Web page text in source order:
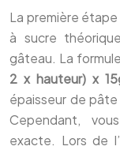
La première
à sucre
gâteau. La
2 x hauteur) x
épaisseur de
Cependant,
exacte. Lors de